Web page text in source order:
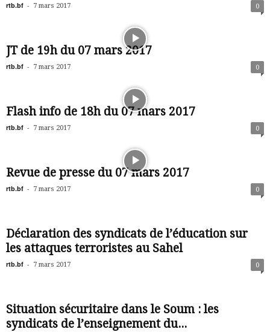
rtb.bf - 7 mars 2017 0
JT de 19h du 07 mars 2017
rtb.bf - 7 mars 2017 0
Flash info de 18h du 07 mars 2017
rtb.bf - 7 mars 2017 0
Revue de presse du 07 mars 2017
rtb.bf - 7 mars 2017 0
Déclaration des syndicats de l’éducation sur
les attaques terroristes au Sahel
rtb.bf - 7 mars 2017 0
Situation sécuritaire dans le Soum : les
syndicats de l’enseignement du...